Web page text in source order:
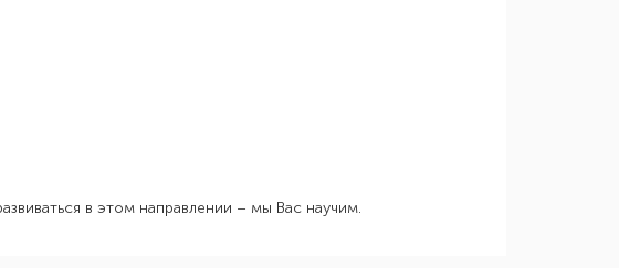
в этом направлении – мы Вас научим.